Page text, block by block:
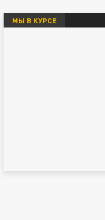
МЫ В КУРСЕ